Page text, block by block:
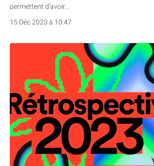
permettent d’avoir…
15 Déc 2023 à 10:47